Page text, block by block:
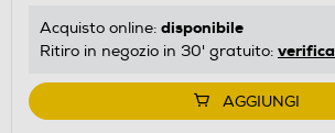
Acquisto online: disponibile
Ritiro in negozio in 30' gratuito: verifica
AGGIUNGI